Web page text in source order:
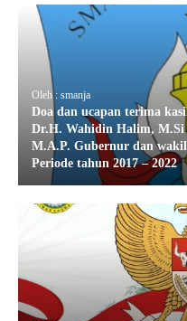
Oleh : smanja
Doa dan ucapan terima
Dr.H. Wahidin Halim, M.Si
M.A.P. Gubernur dan
Periode tahun 2017 – 2022